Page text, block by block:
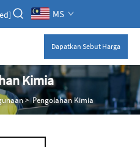
MS
Dapatkan Sebut Harga
Kimia
>Pengolahan Kimia